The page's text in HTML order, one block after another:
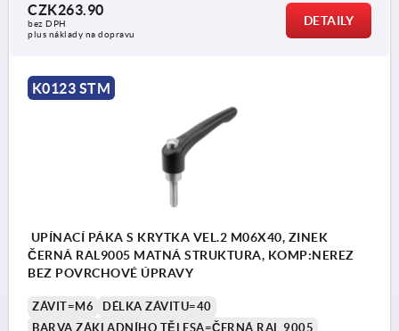
CZK263.90
bez DPH
plus náklady na dopravu
DETAILY
K0123 STM
UPÍNACÍ PÁKA S KRYTKA VEL.2 M06X40, ZINEK
ČERNÁ RAL9005 MATNÁ STRUKTURA, KOMP:NEREZ
BEZ POVRCHOVÉ ÚPRAVY
ZÁVIT=M6
DÉLKA ZÁVITU=40
BARVA ZÁKLADNÍHO TĚLESA=ČERNÁ RAL 9005